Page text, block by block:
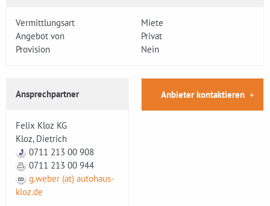
Vermittlungsart
Miete
Angebot von
Privat
Provision
Nein
Ansprechpartner
Felix Kloz KG
Kloz, Dietrich
0711 213 00 908
0711 213 00 944
g.weber (at) autohaus-
kloz.de
Anbieter kontaktieren